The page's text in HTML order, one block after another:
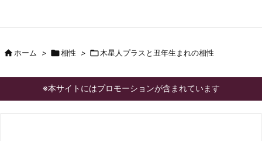
ホーム > 相性 > 木星人プラスと丑年生まれの相性
※本サイトにはプロモーションが含まれています